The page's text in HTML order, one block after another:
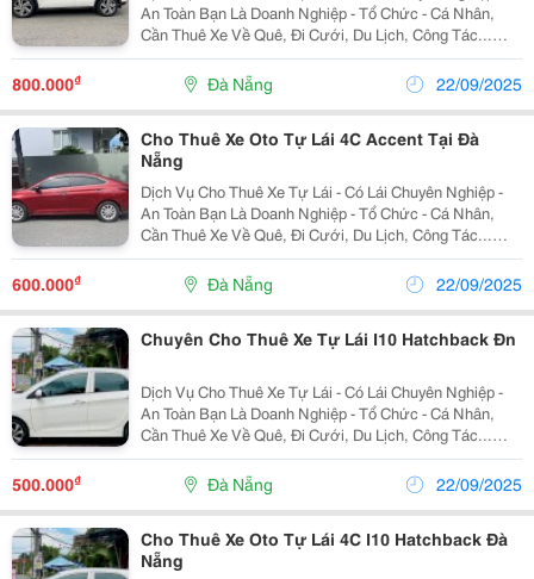
An Toàn Bạn Là Doanh Nghiệp - Tổ Chức - Cá Nhân,
Cần Thuê Xe Về Quê, Đi Cưới, Du Lịch, Công Tác...
Bạn Cần Một Đơn Vị Cho Thuê Xe Uy Tín, An Toàn Hãy
Liên Hệ Ngay Dana Travel Car - Đơn Vị...
800.000₫ Đà Nẵng 22/09/2025
Cho Thuê Xe Oto Tự Lái 4C Accent Tại Đà
Nẵng
Dịch Vụ Cho Thuê Xe Tự Lái - Có Lái Chuyên Nghiệp -
An Toàn Bạn Là Doanh Nghiệp - Tổ Chức - Cá Nhân,
Cần Thuê Xe Về Quê, Đi Cưới, Du Lịch, Công Tác...
Bạn Cần Một Đơn Vị Cho Thuê Xe Uy Tín, An Toàn Hãy
Liên Hệ Ngay Dana Travel Car - Đơn Vị...
600.000₫ Đà Nẵng 22/09/2025
Chuyên Cho Thuê Xe Tự Lái I10 Hatchback Đn
Dịch Vụ Cho Thuê Xe Tự Lái - Có Lái Chuyên Nghiệp -
An Toàn Bạn Là Doanh Nghiệp - Tổ Chức - Cá Nhân,
Cần Thuê Xe Về Quê, Đi Cưới, Du Lịch, Công Tác...
Bạn Cần Một Đơn Vị Cho Thuê Xe Uy Tín, An Toàn Hãy
Liên Hệ Ngay Dana Travel Car - Đơn Vị...
500.000₫ Đà Nẵng 22/09/2025
Cho Thuê Xe Oto Tự Lái 4C I10 Hatchback Đà
Nẵng